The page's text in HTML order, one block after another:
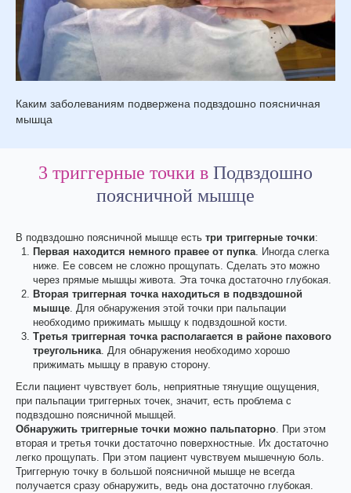
Каким заболеваниям подвержена подвздошно поясничная
мышца
3 триггерные точки в Подвздошно
поясничной мышце
В подвздошно поясничной мышце есть три триггерные точки:
Первая находится немного правее от пупка. Иногда слегка
ниже. Ее совсем не сложно прощупать. Сделать это можно
через прямые мышцы живота. Эта точка достаточно глубокая.
Вторая триггерная точка находиться в подвздошной
мышце. Для обнаружения этой точки при пальпации
необходимо прижимать мышцу к подвздошной кости.
Третья триггерная точка располагается в районе пахового
треугольника. Для обнаружения необходимо хорошо
прижимать мышцу в правую сторону.
Если пациент чувствует боль, неприятные тянущие ощущения,
при пальпации триггерных точек, значит, есть проблема с
подвздошно поясничной мышцей.
Обнаружить триггерные точки можно пальпаторно. При этом
вторая и третья точки достаточно поверхностные. Их достаточно
легко прощупать. При этом пациент чувствуем мышечную боль.
Триггерную точку в большой поясничной мышце не всегда
получается сразу обнаружить, ведь она достаточно глубокая.